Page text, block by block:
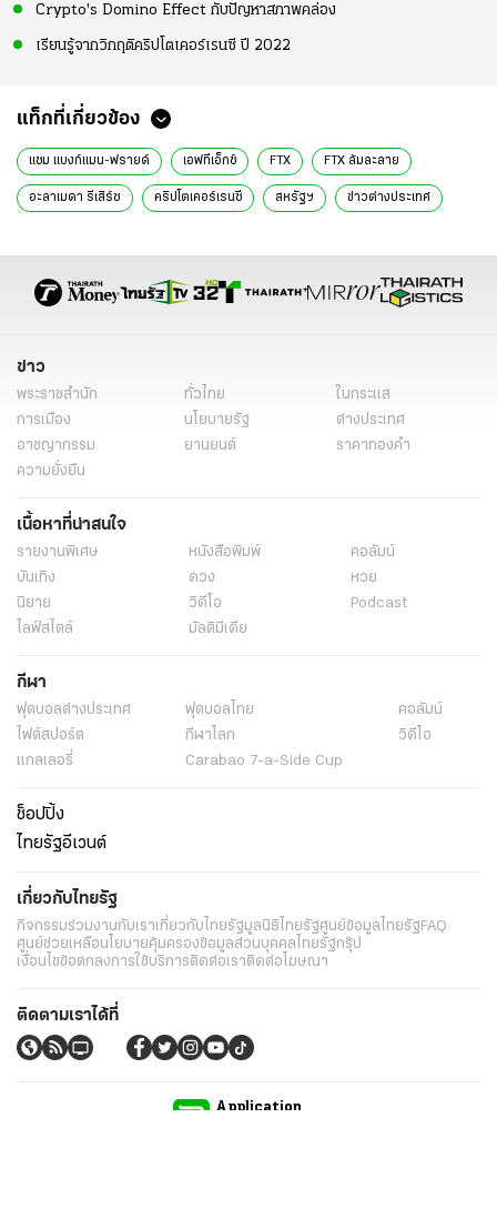
Crypto's Domino Effect กับปัญหาสภาพคล่อง
เรียนรู้จากวิกฤติคริปโตเคอร์เรนซี ปี 2022
แท็กที่เกี่ยวข้อง
แซม แบงก์แมน-ฟรายด์ เอฟทีเอ็กซ์ FTX FTX ล้มละลาย
อะลาเมดา รีเสิร์ช คริปโตเคอร์เรนซี สหรัฐฯ ข่าวต่างประเทศ
ข่าวต่างประเทศ ไทยรัฐ ข่าวต่างประเทศ ไทยรัฐออนไลน์ ข่าววันนี้
ข่าว
พระราชสำนัก ทั่วไทย
ในกระแส
การเมือง
นโยบายรัฐ
ต่างประเทศ
อาชญากรรม
ยานยนต์
ราคาทองคำ
ความยั่งยืน
เนื้อหาที่น่าสนใจ
รายงานพิเศษ หนังสือพิมพ์
คอลัมน์
บันเทิง
ดวง
หวย
นิยาย
วิดีโอ
Podcast
ไลฟ์สไตล์
มัลติมีเดีย
กีฬา
ฟุตบอลต่่างประเทศ ฟุตบอลไทย
คอลัมน์
ไฟต์สปอร์ต
กีฬาโลก
วิดีโอ
แกลเลอรี่
Carabao 7-a-Side Cup
ช็อปปิ้ง
ไทยรัฐอีเวนต์
เกี่ยวกับไทยรัฐ
กิจกรรมร่วมงานกับเราเกี่ยวกับไทยรัฐมูลนิธิไทยรัฐศูนย์ข้อมูลไทยรัฐFAQ
ศูนย์ช่วยเหลือนโยบายคุ้มครองข้อมูลส่วนบุคคลไทยรัฐกรุ๊ป
เงื่อนไขข้อตกลงการใช้บริการติดต่อเราติดต่อโฆษณา
ติดตามเราได้ที่
Application